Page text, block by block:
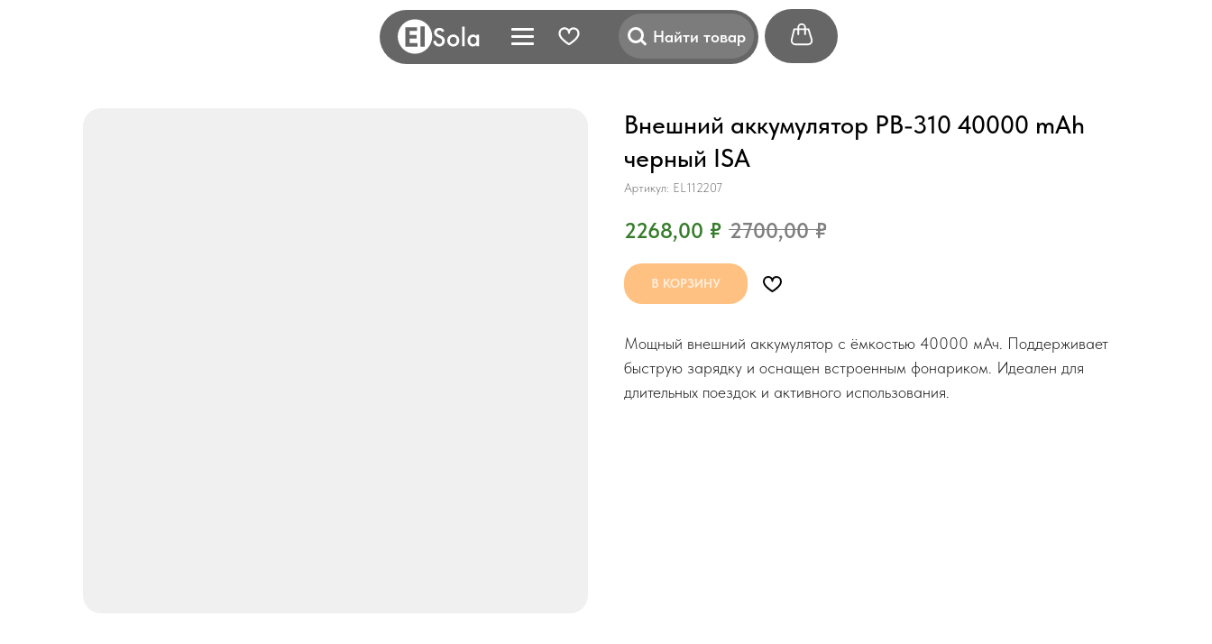
Найти товар
Внешний аккумулятор PB-310 40000 mAh
черный ISA
Артикул: EL112207
2268,00 ₽ 2700,00 ₽
В КОРЗИНУ
Мощный внешний аккумулятор с ёмкостью 40000 мАч. Поддерживает
быструю зарядку и оснащен встроенным фонариком. Идеален для
длительных поездок и активного использования.